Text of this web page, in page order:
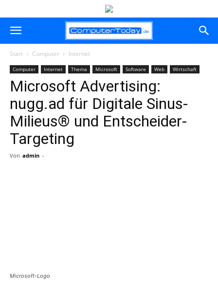
Start Computer Internet
Computer Internet Thema Microsoft Software Web Wirtschaft
Microsoft Advertising:
nugg.ad für Digitale Sinus-
Milieus® und Entscheider-
Targeting
Von admin -
Microsoft-Logo